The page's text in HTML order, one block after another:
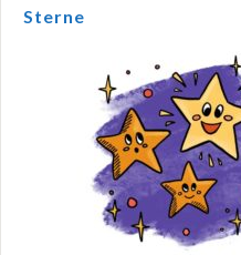
Sterne